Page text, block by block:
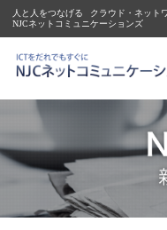
人と人をつなげる
クラウド・ネット
NJCネットコミュニケーションズ